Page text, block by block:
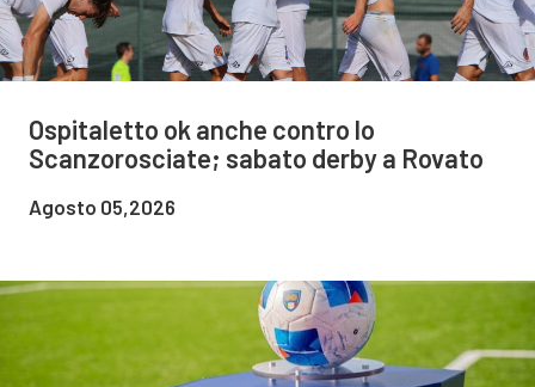
Ospitaletto ok anche contro lo
Scanzorosciate; sabato derby a Rovato
Agosto 05,2026